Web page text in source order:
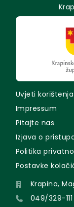
Uvjeti korištenja
Impressum
Pitajte nas
Izjava o
Politika
Postavke
Krapina,
049/329-111